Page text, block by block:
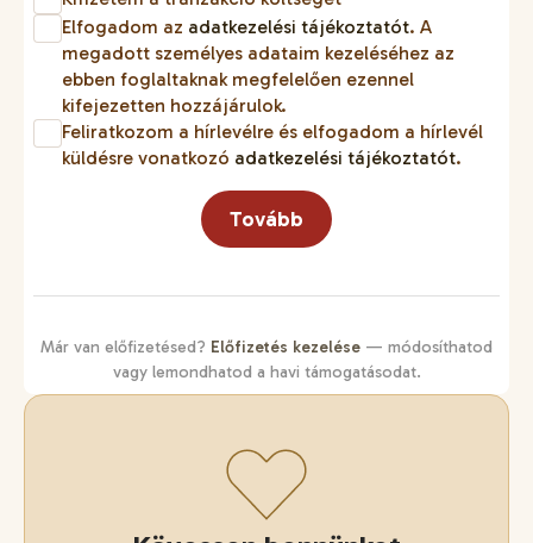
Elfogadom az adatkezelési tájékoztatót. A
megadott személyes adataim kezeléséhez az
ebben foglaltaknak megfelelően ezennel
kifejezetten hozzájárulok.
Feliratkozom a hírlevélre és elfogadom a hírlevél
küldésre vonatkozó adatkezelési tájékoztatót.
Tovább
Már van előfizetésed? Előfizetés kezelése — módosíthatod
vagy lemondhatod a havi támogatásodat.